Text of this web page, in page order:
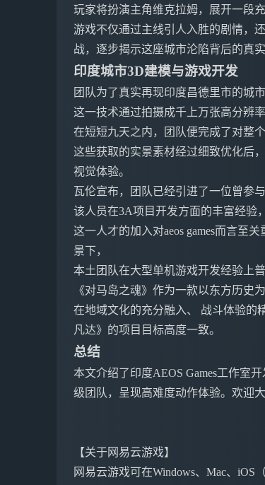
玩家将扮演主角维克拉姆，展开一段
游戏不仅通过主线引人入胜的剧情，
战，逐步揭示这座城市沦陷背后的真实
印度城市3D建模与游戏开发
团队为了真实再现印度昌德里市的城
这一技术通过拍摄成千上万张高分辨
在短短九天之内，团队便完成了对整
这些获取的实景素材经过细致优化后
视觉体验。
瓦伦宣布，团队已经引进了一位曾参
该人员在3A项目开发方面的丰富经验
这一人才的加入对aeos games而言至
景下，
本土团队在大型单机游戏开发经验上普
《对马岛之魂》作为一款以东方历史
在地域文化的充分融入、 战斗体验的
凡达》的项目目标高度一致。
总结
本文介绍了印度AEOS Games工作室
级团队，呈现高难度动作体验。欢迎
【关于网易云游戏】
网易云游戏可在Windows、Mac、iOS